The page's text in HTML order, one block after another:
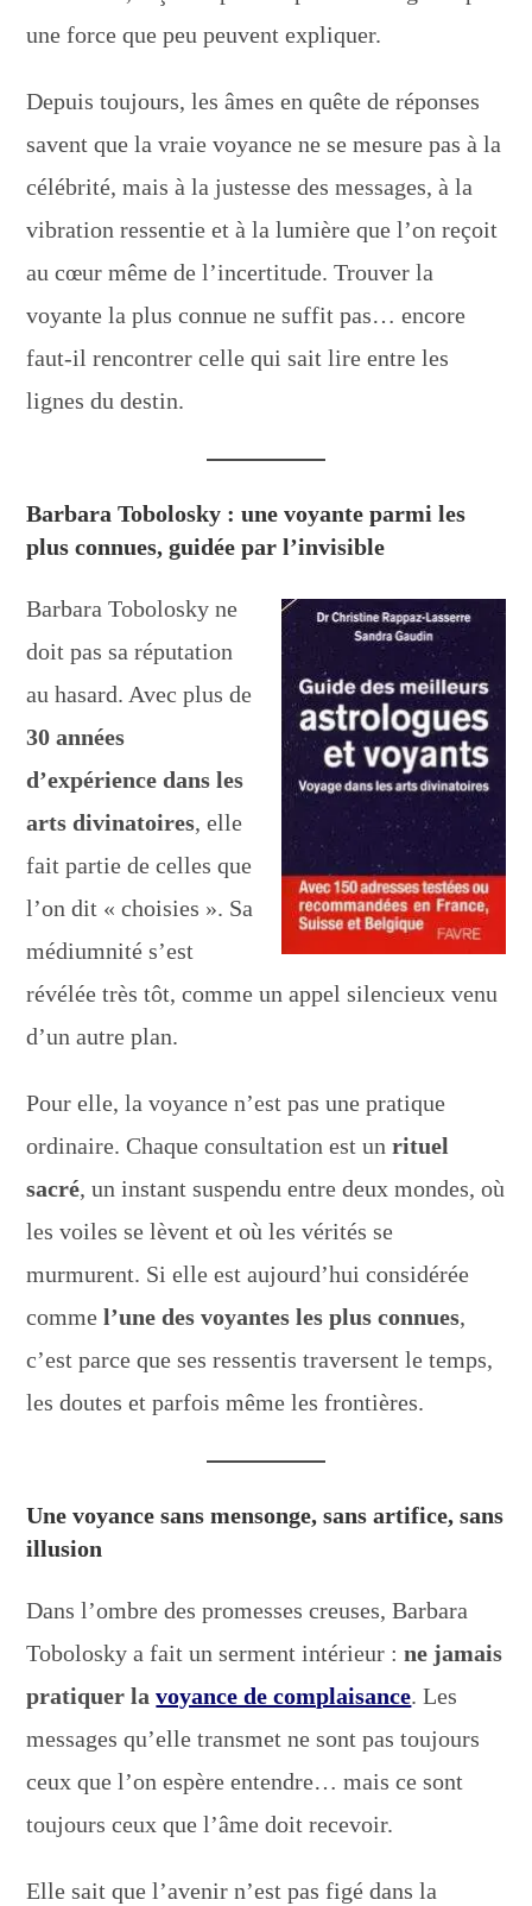
une force que peu peuvent expliquer.
Depuis toujours, les âmes en quête de réponses
savent que la vraie voyance ne se mesure pas à la
célébrité, mais à la justesse des messages, à la
vibration ressentie et à la lumière que l’on reçoit
au cœur même de l’incertitude. Trouver la
voyante la plus connue ne suffit pas… encore
faut-il rencontrer celle qui sait lire entre les
lignes du destin.
Barbara Tobolosky : une voyante parmi les
plus connues, guidée par l’invisible
Barbara Tobolosky ne
doit pas sa réputation
au hasard. Avec plus de
30 années
d’expérience dans les
arts divinatoires, elle
fait partie de celles que
l’on dit « choisies ». Sa
médiumnité s’est
révélée très tôt, comme un appel silencieux venu
d’un autre plan.
Pour elle, la voyance n’est pas une pratique
ordinaire. Chaque consultation est unrituel
sacré, un instant suspendu entre deux mondes, où
les voiles se lèvent et où les vérités se
murmurent. Si elle est aujourd’hui considérée
commel’une des voyantes les plus connues,
c’est parce que ses ressentis traversent le temps,
les doutes et parfois même les frontières.
Une voyance sans mensonge, sans artifice, sans
illusion
Dans l’ombre des promesses creuses, Barbara
Tobolosky a fait un serment intérieur :ne jamais
pratiquer lavoyance de complaisance. Les
messages qu’elle transmet ne sont pas toujours
ceux que l’on espère entendre… mais ce sont
toujours ceux que l’âme doit recevoir.
Elle sait que l’avenir n’est pas figé dans la